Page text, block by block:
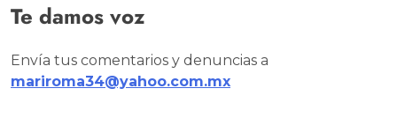
Te damos voz
Envía tus comentarios y denuncias a
mariroma34@yahoo.com.mx